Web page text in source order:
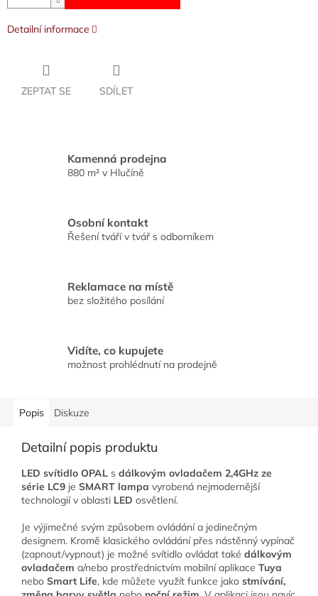
Detailní informace
ZEPTAT SE SDÍLET
Kamenná prodejna
880 m² v Hlučíně
Osobní kontakt
Řešení tváří v tvář s odborníkem
Reklamace na místě
bez složitého posílání
Vidíte, co kupujete
možnost prohlédnutí na prodejně
Popis Diskuze
Detailní popis produktu
LED svítidlo OPAL s dálkovým ovladačem 2,4GHz ze
série LC9 je SMART lampa vyrobená nejmodernější
technologií v oblasti LED osvětlení.
Je výjimečné svým způsobem ovládání a jedinečným
designem. Kromě klasického ovládání přes nástěnný vypínač
(zapnout/vypnout) je možné svítidlo ovládat také dálkovým
ovladačem a/nebo prostřednictvím mobilní aplikace Tuya
nebo Smart Life, kde můžete využít funkce jako stmívání,